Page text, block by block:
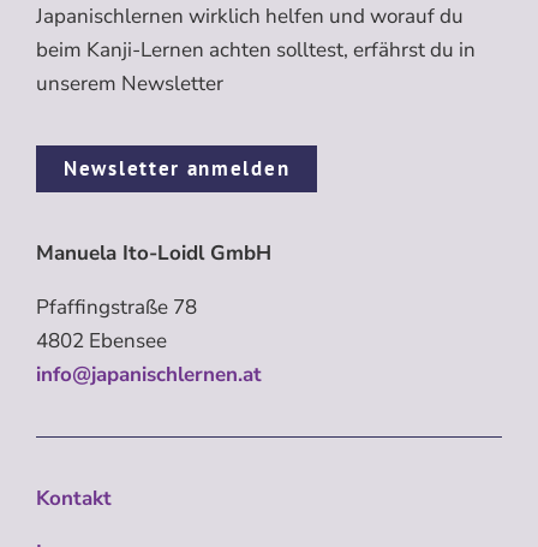
Japanischlernen wirklich helfen und worauf du
beim Kanji-Lernen achten solltest, erfährst du in
unserem Newsletter
Newsletter anmelden
Manuela Ito-Loidl GmbH
Pfaffingstraße 78
4802 Ebensee
info@japanischlernen.at
Kontakt